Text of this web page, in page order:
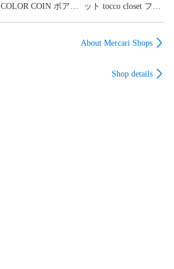
COLOR COIN ボアフ
ット tocco closet フリ
Mサイズ レディース
About Mercari Shops
Shop details